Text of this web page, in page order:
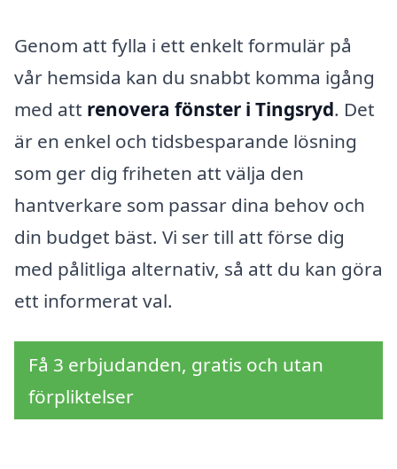
Genom att fylla i ett enkelt formulär på
vår hemsida kan du snabbt komma igång
med att renovera fönster i Tingsryd. Det
är en enkel och tidsbesparande lösning
som ger dig friheten att välja den
hantverkare som passar dina behov och
din budget bäst. Vi ser till att förse dig
med pålitliga alternativ, så att du kan göra
ett informerat val.
Få 3 erbjudanden, gratis och utan
förpliktelser